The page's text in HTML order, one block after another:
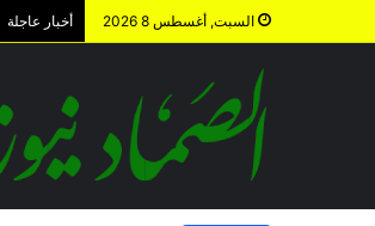
السبت, أغسطس 8 2026 أخبار عاجلة
الرئيسية /أخبار محلية
وردنا الآن:
العسكرية الحاكمة ويتقدمون نحو